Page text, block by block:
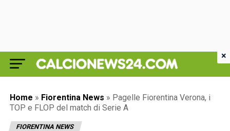
Home » Fiorentina News » Pagelle Fiorentina Verona, i
TOP e FLOP del match di Serie A
FIORENTINA NEWS
×